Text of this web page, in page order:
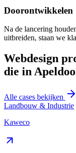
Doorontwikkelen
Na de lancering
uitbreiden, staan we
Webdesign
die in
Alle cases bekijken
Landbouw & Industrie
Kaweco